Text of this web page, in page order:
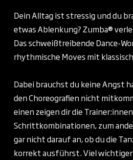
Dein Alltag ist stressig und du
etwas Ablenkung? Zumba®
Das schweißtreibende Dance-
rhythmische Moves mit
Dabei brauchst du keine Angst
den Choreografien nicht
einen zeigen dir die
Schrittkombinationen, zum
gar nicht darauf an, ob du die
korrekt ausführst. Viel